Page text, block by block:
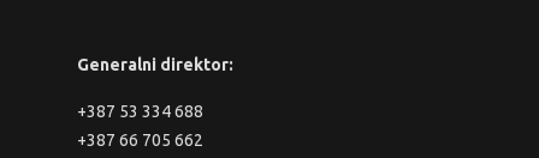
Generalni direktor:
+387 53 334 688
+387 66 705 662